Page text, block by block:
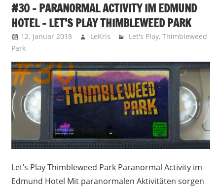
#30 – PARANORMAL ACTIVITY IM EDMUND
HOTEL – LET’S PLAY THIMBLEWEED PARK
12. Januar 2018 LeKris Let's Play,Thimbleweed
Park
Let’s Play Thimbleweed Park Paranormal Activity im
Edmund Hotel Mit paranormalen Aktivitäten sorgen